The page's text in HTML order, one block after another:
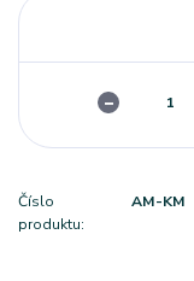
Číslo
produktu:
AM-KM